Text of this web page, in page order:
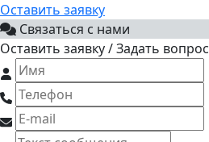
Оставить заявку
Связаться с нами
Оставить заявку / Задать вопрос